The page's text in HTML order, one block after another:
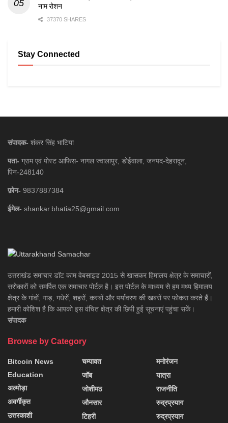
नाम रोशन
37370 SHARES
Stay Connected
संपादक- शंकर सिंह भाटिया
पता- ग्राम एवं पोस्ट आफिस- नागल ज्वालापुर, डोईवाला, जनपद-देहरादून,
पिन-248140
फ़ोन- 9837887384
ईमेल- shankar.bhatia25@gmail.com
उत्तराखंड समाचार डाॅट काम वेबसाइड 2015 से खासकर हिमालय क्षेत्र के समाचारों,
सरोकारों को समर्पित एक समाचार पोर्टल है। इस पोर्टल के माध्यम से हम मध्य हिमालय
क्षेत्र के गांवों, गाड़, गधेरों, शहरों, कस्बों और पर्यावरण की खबरों पर फोकस करते हैं।
हमारी कोशिश है कि आपको इस वंचित क्षेत्र की छिपी हुई सूचनाएं पहुंचा सकें।
संपादक
Browse by Category
Bitcoin News
Education
अल्मोड़ा
अवर्गीकृत
उत्तरकाशी
चम्पावत
जॉब
जोशीमठ
जौनसार
टिहरी
मनोरंजन
यात्रा
राजनीति
रुद्रप्रयाग
रुद्रप्रयाग